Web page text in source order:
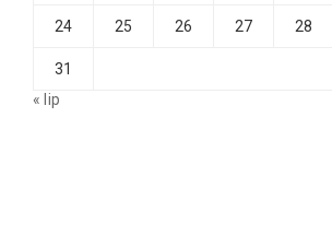
24 25 26 27 28
31
« lip